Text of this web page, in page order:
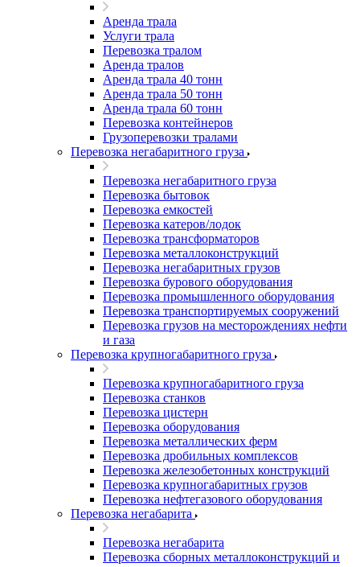
Аренда трала
Услуги трала
Перевозка тралом
Аренда тралов
Аренда трала 40 тонн
Аренда трала 50 тонн
Аренда трала 60 тонн
Перевозка контейнеров
Грузоперевозки тралами
Перевозка негабаритного груза
Перевозка негабаритного груза
Перевозка бытовок
Перевозка емкостей
Перевозка катеров/лодок
Перевозка трансформаторов
Перевозка металлоконструкций
Перевозка негабаритных грузов
Перевозка бурового оборудования
Перевозка промышленного оборудования
Перевозка транспортируемых сооружений
Перевозка грузов на месторождениях нефти
и газа
Перевозка крупногабаритного груза
Перевозка крупногабаритного груза
Перевозка станков
Перевозка цистерн
Перевозка оборудования
Перевозка металлических ферм
Перевозка дробильных комплексов
Перевозка железобетонных конструкций
Перевозка крупногабаритных грузов
Перевозка нефтегазового оборудования
Перевозка негабарита
Перевозка негабарита
Перевозка сборных металлоконструкций и